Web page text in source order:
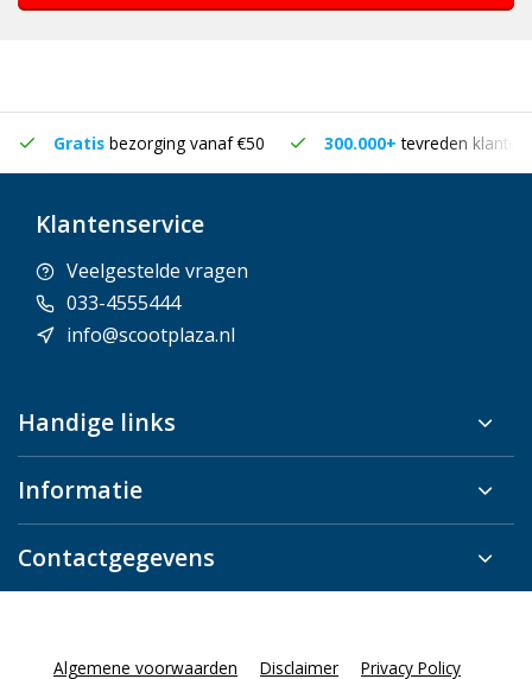
Gratis bezorging vanaf €50 300.000+tevreden klanten
Klantenservice
Veelgestelde vragen
033-4555444
info@scootplaza.nl
Handige links
Informatie
Contactgegevens
Algemene voorwaarden Disclaimer Privacy Policy